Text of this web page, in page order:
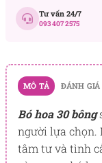
Tư vấn 24/7
093 407 2575
MÔ TẢ ĐÁNH GIÁ
Bó hoa 30 bông
người lựa chọn.
tâm tư và tình